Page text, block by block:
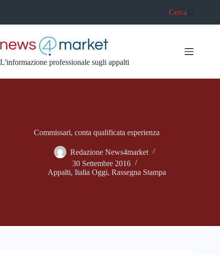
Cerca
L'informazione professionale sugli appalti
Commissari, conta qualificata esperienza
Redazione News4market
30 Settembre 2016
Appalti, Italia Oggi, Rassegna Stampa